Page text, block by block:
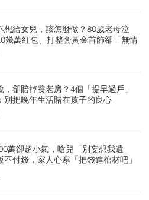
想給女兒，該怎麼做？80歲老母泣
幾萬紅包、打整套黃金首飾卻「無情
，卻賠掉養老房？4個「提早過戶」
別把晚年生活賭在孩子的良心
萬卻超小氣，嗆兒「別妄想我遺
不付錢，家人心寒「把錢進棺材吧」